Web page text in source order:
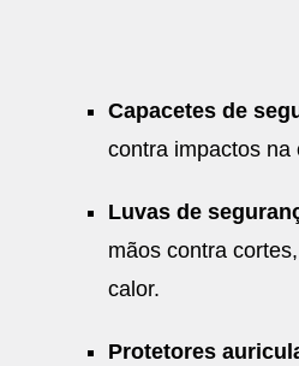
Capacetes de
contra impactos na
Luvas de
mãos contra
calor.
Protetores